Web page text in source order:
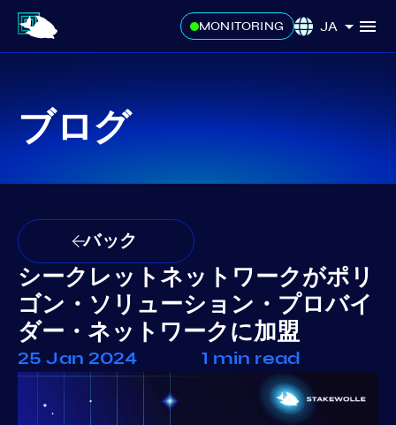
MONITORING JA
ブログ
バック
シークレットネットワークがポリ
ゴン・ソリューション・プロバイ
ダー・ネットワークに加盟
25 Jan 2024 1 min read